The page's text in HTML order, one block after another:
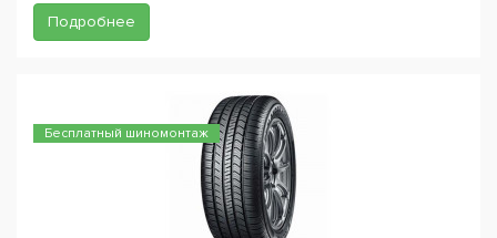
Подробнее
Бесплатный шиномонтаж